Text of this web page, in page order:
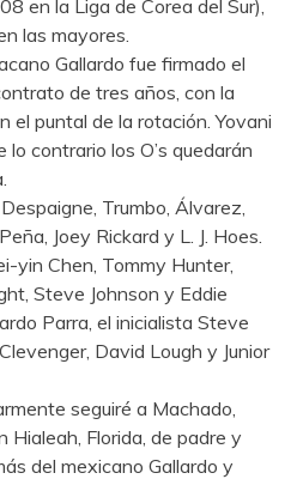
en la Liga de Corea del Sur),
las mayores.
Gallardo fue firmado el
de tres años, con la
el puntal de la rotación. Yovani
contrario los O’s quedarán
Trumbo, Álvarez,
Joey Rickard y L. J. Hoes.
yin Chen, Tommy Hunter,
Steve Johnson y Eddie
Parra, el inicialista Steve
David Lough y Junior
seguiré a Machado,
Hialeah, Florida, de padre y
del mexicano Gallardo y